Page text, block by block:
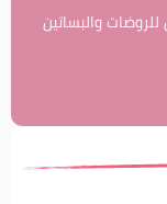
للروضات والبساتين